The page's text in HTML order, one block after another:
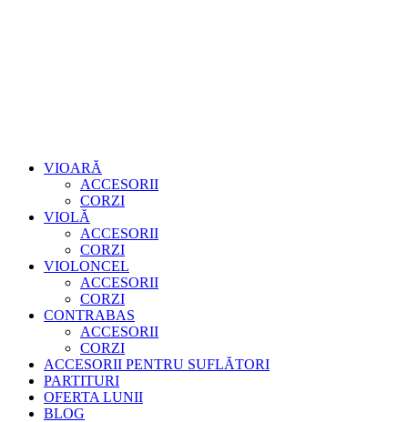
VIOARĂ
ACCESORII
CORZI
VIOLĂ
ACCESORII
CORZI
VIOLONCEL
ACCESORII
CORZI
CONTRABAS
ACCESORII
CORZI
ACCESORII PENTRU SUFLĂTORI
PARTITURI
OFERTA LUNII
BLOG